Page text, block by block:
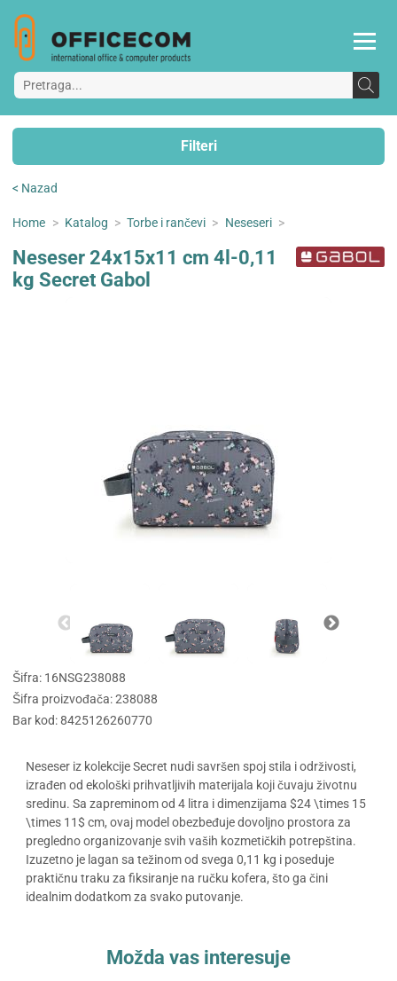
Filteri
< Nazad
Home > Katalog > Torbe i rančevi > Neseseri >
Neseser 24x15x11 cm 4l-0,11
kg Secret Gabol
Šifra: 16NSG238088
Šifra proizvođača: 238088
Bar kod: 8425126260770
Neseser iz kolekcije Secret nudi savršen spoj stila i održivosti,
izrađen od ekološki prihvatljivih materijala koji čuvaju životnu
sredinu. Sa zapreminom od 4 litra i dimenzijama $24 \times 15
\times 11$ cm, ovaj model obezbeđuje dovoljno prostora za
pregledno organizovanje svih vaših kozmetičkih potrepština.
Izuzetno je lagan sa težinom od svega 0,11 kg i poseduje
praktičnu traku za fiksiranje na ručku kofera, što ga čini
idealnim dodatkom za svako putovanje.
Možda vas interesuje